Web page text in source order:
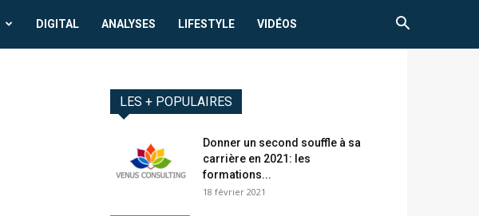
DIGITAL ANALYSES LIFESTYLE VIDÉOS
LES + POPULAIRES
Donner un second souffle à sa
carrière en 2021: les
formations...
18 février 2021